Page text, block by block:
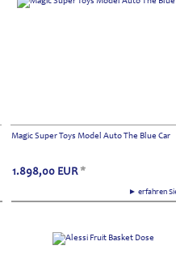
Magic Super Toys Model Auto The Blue Car
► erfahren
1.898,00 EUR *